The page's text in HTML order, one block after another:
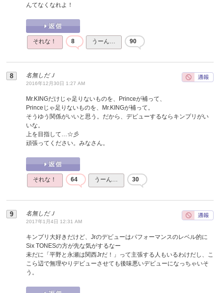
んてなくなれよ！
それな！ 8 うーん… 90
名無しだＪ
2016年12月30日 1:27 AM
Mr.KINGだけじゃ足りないものを、Princeが補って、
Princeじゃ足りないものを、Mr.KINGが補って。
そうゆう関係がいいと思う。だから、デビューするならキンプリがい
いな。
上を目指して…☆彡
頑張ってください。みなさん。
それな！ 64 うーん… 30
名無しだＪ
2017年1月4日 12:31 AM
キンプリ大好きだけど、Jrのデビューはパフォーマンスのレベル的に
Six TONESの方が先な気がするなー
未だに「平野と永瀬は関西Jrだ！」って主張する人もいるわけだし、こ
こら辺で無理やりデビューさせても後味悪いデビューになっちゃいそ
う。